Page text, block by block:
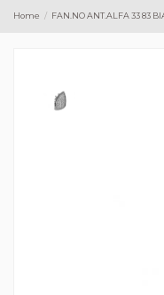
Home FAN.NO ANT.ALFA 33 83